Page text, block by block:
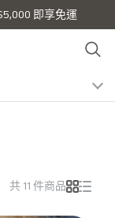
即享免運
共 11 件商品